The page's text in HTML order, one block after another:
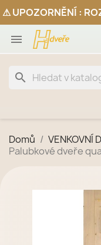

search
Domů VENKOVNÍ
Palubkové dveře